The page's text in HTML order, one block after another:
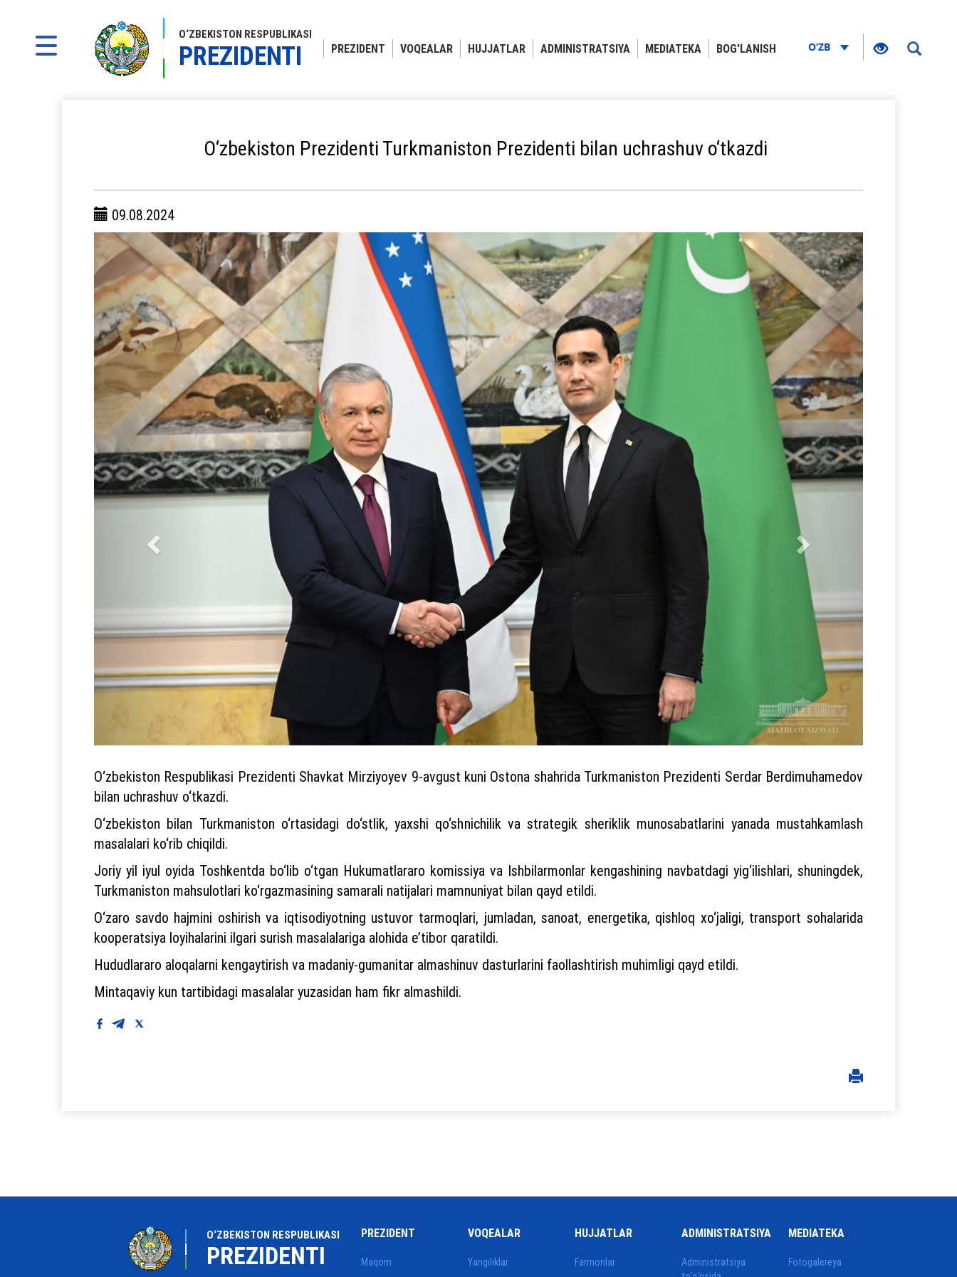
O‘ZBEKISTON RESPUBLIKASI
PREZIDENTI PREZIDENT VOQEALAR HUJJATLAR ADMINISTRATSIYA MEDIATEKA BOG'LANISH O‘ZB
O‘zbekiston Prezidenti Turkmaniston Prezidenti bilan uchrashuv o‘tkazdi
09.08.2024
O‘zbekiston Respublikasi Prezidenti Shavkat Mirziyoyev 9-avgust kuni Ostona shahrida Turkmaniston Prezidenti Serdar Berdimuhamedov
bilan uchrashuv o‘tkazdi.
O‘zbekiston bilan Turkmaniston o‘rtasidagi do‘stlik, yaxshi qo‘shnichilik va strategik sheriklik munosabatlarini yanada mustahkamlash
masalalari ko‘rib chiqildi.
Joriy yil iyul oyida Toshkentda bo‘lib o‘tgan Hukumatlararo komissiya va Ishbilarmonlar kengashining navbatdagi yig‘ilishlari, shuningdek,
Turkmaniston mahsulotlari ko‘rgazmasining samarali natijalari mamnuniyat bilan qayd etildi.
O‘zaro savdo hajmini oshirish va iqtisodiyotning ustuvor tarmoqlari, jumladan, sanoat, energetika, qishloq xo‘jaligi, transport sohalarida
kooperatsiya loyihalarini ilgari surish masalalariga alohida e’tibor qaratildi.
Hududlararo aloqalarni kengaytirish va madaniy-gumanitar almashinuv dasturlarini faollashtirish muhimligi qayd etildi.
Mintaqaviy kun tartibidagi masalalar yuzasidan ham fikr almashildi.
O‘ZBEKISTON RESPUBLIKASI
PREZIDENTI
PREZIDENT
Maqom
VOQEALAR
Yangiliklar
HUJJATLAR
Farmonlar
ADMINISTRATSIYA
Administratsiya
MEDIATEKA
Fotogalereya